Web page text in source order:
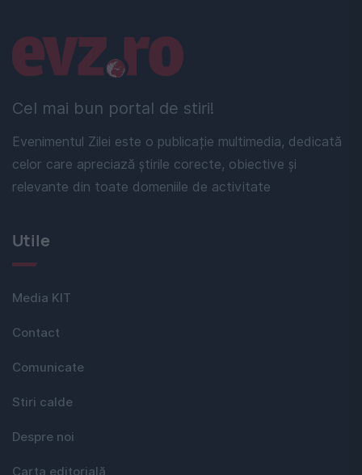
Cel mai bun portal de stiri!
Evenimentul Zilei este o publicație multimedia, dedicată
celor care apreciază știrile corecte, obiective și
relevante din toate domeniile de activitate
Linkuri utile
Utile
Media KIT
Contact
Comunicate
Stiri calde
Despre noi
Carta editorială